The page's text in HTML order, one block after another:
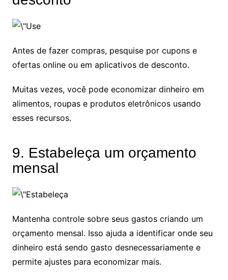
Antes de fazer compras, pesquise por cupons e
ofertas online ou em aplicativos de desconto.
Muitas vezes, você pode economizar dinheiro em
alimentos, roupas e produtos eletrônicos usando
esses recursos.
9. Estabeleça um orçamento
mensal
Mantenha controle sobre seus gastos criando um
orçamento mensal. Isso ajuda a identificar onde seu
dinheiro está sendo gasto desnecessariamente e
permite ajustes para economizar mais.